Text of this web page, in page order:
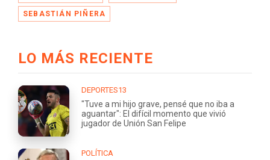
SEBASTIÁN PIÑERA
LO MÁS RECIENTE
DEPORTES13
"Tuve a mi hijo grave, pensé que no iba a
aguantar": El difícil momento que vivió
jugador de Unión San Felipe
POLÍTICA